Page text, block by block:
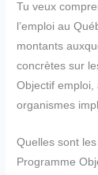
Tu veux
l’emploi au
montants
concrètes sur
Objectif emploi,
organismes
Quelles sont
Programme